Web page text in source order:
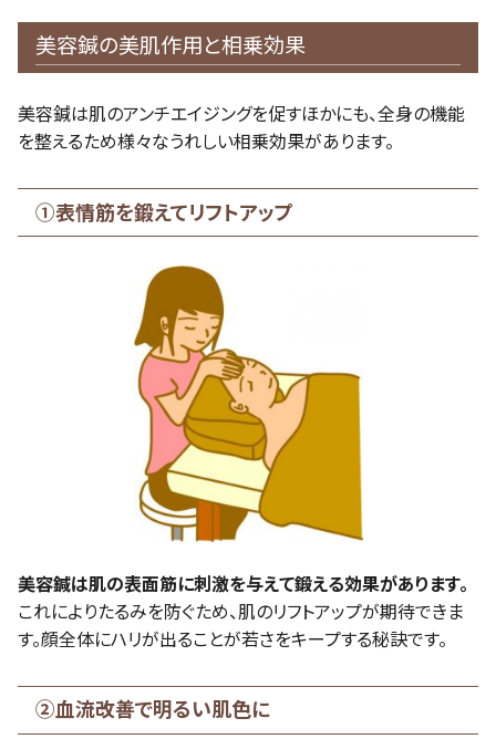
美容鍼の美肌作用と相乗効果
美容鍼は肌のアンチエイジングを促すほかにも、全身の機能
を整えるため様々なうれしい相乗効果があります。
①表情筋を鍛えてリフトアップ
美容鍼は肌の表面筋に刺激を与えて鍛える効果があります。
これによりたるみを防ぐため、肌のリフトアップが期待できま
す。顔全体にハリが出ることが若さをキープする秘訣です。
②血流改善で明るい肌色に